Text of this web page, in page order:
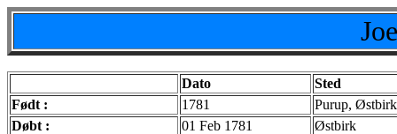
Dato
Sted
Født :
1781
Purup,
Døbt :
01 Feb 1781 Østbirk